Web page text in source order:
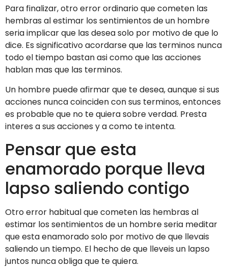
Para finalizar, otro error ordinario que cometen las
hembras al estimar los sentimientos de un hombre
seri­a implicar que las desea solo por motivo de que lo
dice. Es significativo acordarse que las terminos nunca
todo el tiempo bastan asi­ como que las acciones
hablan mas que las terminos.
Un hombre puede afirmar que te desea, aunque si sus
acciones nunca coinciden con sus terminos, entonces
es probable que no te quiera sobre verdad. Presta
interes a sus acciones y a como te intenta.
Pensar que esta
enamorado porque lleva
lapso saliendo contigo
Otro error habitual que cometen las hembras al
estimar los sentimientos de un hombre seri­a meditar
que esta enamorado solo por motivo de que llevais
saliendo un tiempo. El hecho de que lleveis un lapso
juntos nunca obliga que te quiera.